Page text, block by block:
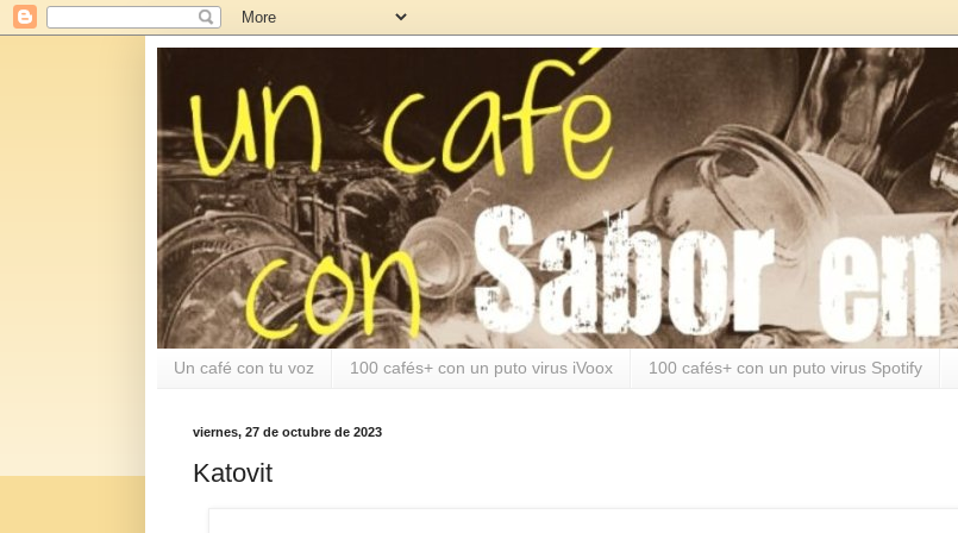
Un café con tu voz 100 cafés+ con un puto virus iVoox 100 cafés+ con un puto virus Spotify
viernes, 27 de octubre de 2023
Katovit